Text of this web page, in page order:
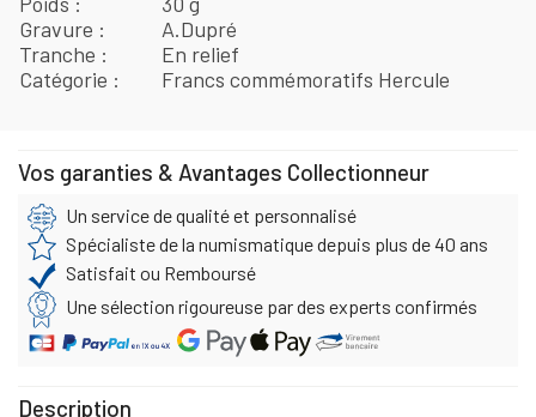
Gravure
A.Dupré
Tranche
En relief
Catégorie
Francs commémoratifs Hercule
Vos garanties & Avantages Collectionneur
Un service de qualité et personnalisé
Spécialiste de la numismatique depuis plus de 40 ans
Satisfait ou Remboursé
Une sélection rigoureuse par des experts confirmés
Description